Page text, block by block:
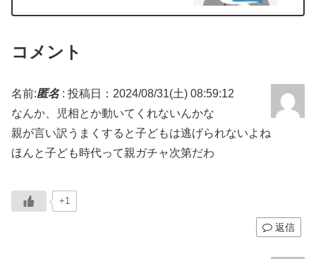
コメント
名前:匿名: 投稿日：2024/08/31(土) 08:59:12
なんか、児相とか動いてくれないんかな
親が言い訳うまくすると子どもは逃げられないよね
ほんと子ども時代って親ガチャ次第だわ
+1
返信